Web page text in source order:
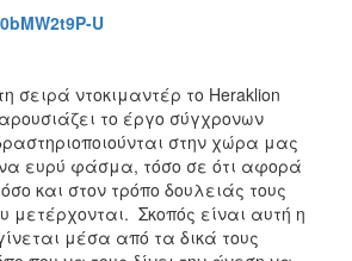
U
σειρά ντοκιμαντέρ το Heraklion
το έργο σύγχρονων
στην χώρα μας
ευρύ φάσμα, τόσο σε ότι αφορά
όσο και στον τρόπο δουλειάς τους
μετέρχονται. Σκοπός είναι αυτή η
μέσα από τα δικά τους